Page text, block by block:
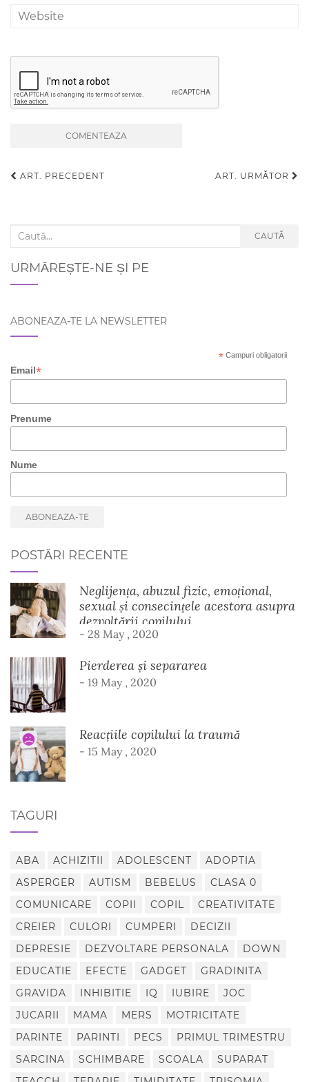
ART. PRECEDENT ART. URMĂTOR
Search for: CAUTĂ
URMĂREȘTE-NE ȘI PE
ABONEAZA-TE LA NEWSLETTER
* Campuri obligatorii
Email*
Prenume
Nume
POSTĂRI RECENTE
Neglijența, abuzul fizic, emoțional,
sexual și consecințele acestora asupra
dezvoltării copilului
- 28 May , 2020
Pierderea și separarea
- 19 May , 2020
Reacțiile copilului la traumă
- 15 May , 2020
TAGURI
ABA ACHIZITII ADOLESCENT
ADOPTIA
ASPERGER
AUTISM BEBELUS
CLASA 0
COMUNICARE
COPII COPIL
CREATIVITATE
CREIER
CULORI CUMPERI
DECIZII
DEPRESIE
DEZVOLTARE PERSONALA
DOWN
EDUCATIE
EFECTE GADGET
GRADINITA
GRAVIDA
INHIBITIE IQ IUBIRE
JOC
JUCARII
MAMA MERS
MOTRICITATE
PARINTE
PARINTI PECS
PRIMUL TRIMESTRU
SARCINA
SCHIMBARE SCOALA
SUPARAT